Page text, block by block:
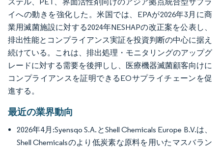
イへの動きを強化した。米国では、EPAが2026年3月に商
業用滅菌施設に対する2024年NESHAPの改正案を公表し、
排出性能とコンプライアンス実証を投資判断の中心に据え
続けている。これは、排出処理・モニタリングのアップグ
レードに対する需要を後押しし、医療機器滅菌顧客向けに
コンプライアンスを証明できるEOサプライチェーンを促
進する。
最近の業界動向
2026年4月:Syensqo S.A.とShell Chemicals Europe B.V.は、
Shell Chemicalsのより低炭素な原料を用いたマスバラン